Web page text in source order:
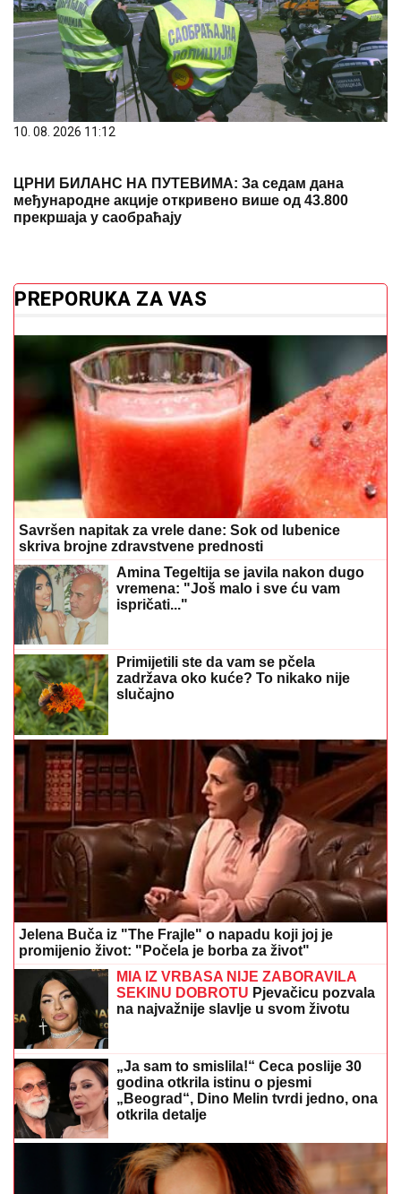
10. 08. 2026 11:12
ЦРНИ БИЛАНС НА ПУТЕВИМА: За седам дана
међународне акције откривено више од 43.800
прекршаја у саобраћају
PREPORUKA ZA VAS
Savršen napitak za vrele dane: Sok od lubenice
skriva brojne zdravstvene prednosti
Amina Tegeltija se javila nakon dugo
vremena: "Još malo i sve ću vam
ispričati..."
Primijetili ste da vam se pčela
zadržava oko kuće? To nikako nije
slučajno
Jelena Buča iz "The Frajle" o napadu koji joj je
promijenio život: "Počela je borba za život"
MIA IZ VRBASA NIJE ZABORAVILA
SEKINU DOBROTU Pjevačicu pozvala
na najvažnije slavlje u svom životu
„Ja sam to smislila!“ Ceca poslije 30
godina otkrila istinu o pjesmi
„Beograd“, Dino Melin tvrdi jedno, ona
otkrila detalje